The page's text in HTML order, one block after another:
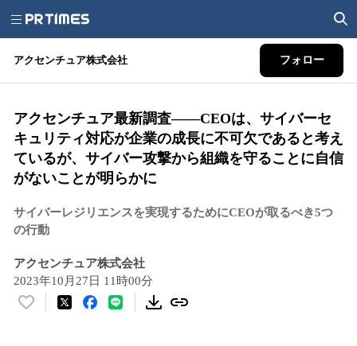
アクセンチュア株式会社 フォロー
アクセンチュア最新調査――CEOは、サイバーセ
キュリティ対応が企業の成長に不可欠であると考え
ているが、サイバー攻撃から組織を守ることに自信
がないことが明らかに
サイバーレジリエンスを実現するためにCEOが取るべき5つ
の行動
アクセンチュア株式会社
2023年10月27日 11時00分
い